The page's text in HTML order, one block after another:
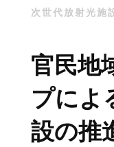
次世代放射光施
官民地
プによ
設の推